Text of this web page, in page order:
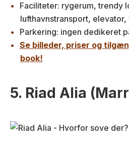
Faciliteter: rygerum, trendy
lufthavnstransport,
Parkering: ingen dedikeret
Se billeder, priser og
book!
5. Riad Alia